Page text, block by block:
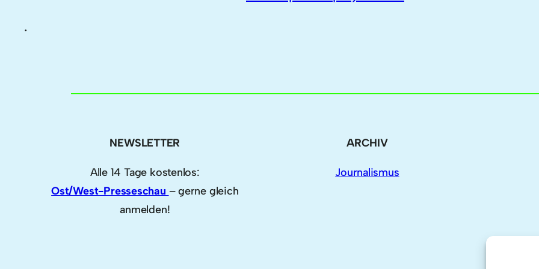
.
NEWSLETTER
Alle 14 Tage kostenlos:
Ost/West-Presseschau – gerne gleich
anmelden!
ARCHIV
Journalismus